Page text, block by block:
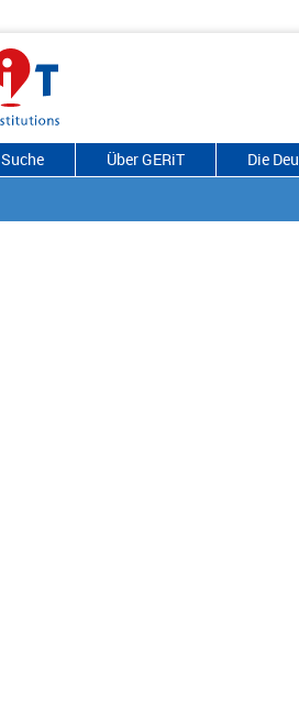
Suche Über GERiT Die